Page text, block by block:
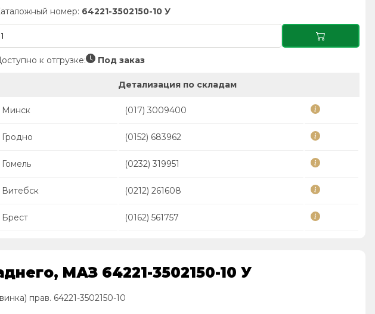
номер: 64221-3502150-10 У
к отгрузке: Под заказ
Детализация по складам
Минск (017) 3009400
Гродно (0152) 683962
Гомель (0232) 319951
Витебск (0212) 261608
Брест (0162) 561757
МАЗ 64221-3502150-10 У
прав. 64221-3502150-10